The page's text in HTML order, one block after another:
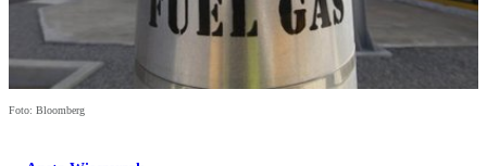
Foto: Bloomberg